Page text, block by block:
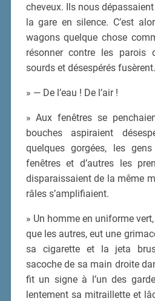
cheveux. Ils nous
la gare en silence. C’est
wagons quelque chose
résonner contre les parois
sourds et désespérés fusèrent.
» — De l’eau ! De l’air !
» Aux fenêtres se
bouches aspiraient
quelques gorgées, les
fenêtres et d’autres les
disparaissaient de la même
râles s’amplifiaient.
» Un homme en uniforme
que les autres, eut une
sa cigarette et la jeta
sacoche de sa main droite
fit un signe à l’un des
lentement sa mitraillette et